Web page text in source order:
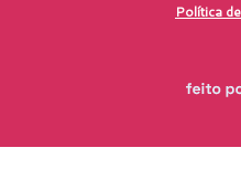
Política